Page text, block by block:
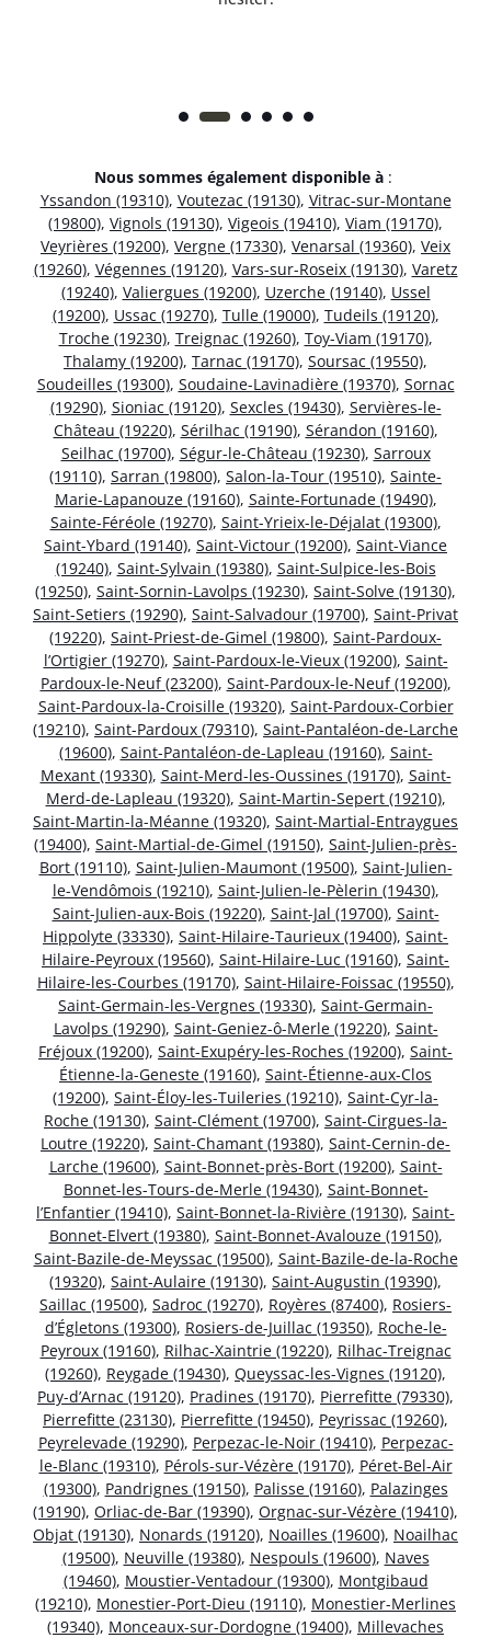
Nous sommes également disponible à :
Yssandon (19310), Voutezac (19130), Vitrac-sur-Montane
(19800), Vignols (19130), Vigeois (19410), Viam (19170),
Veyrières (19200), Vergne (17330), Venarsal (19360), Veix
(19260), Végennes (19120), Vars-sur-Roseix (19130), Varetz
(19240), Valiergues (19200), Uzerche (19140), Ussel
(19200), Ussac (19270), Tulle (19000), Tudeils (19120),
Troche (19230), Treignac (19260), Toy-Viam (19170),
Thalamy (19200), Tarnac (19170), Soursac (19550),
Soudeilles (19300), Soudaine-Lavinadière (19370), Sornac
(19290), Sioniac (19120), Sexcles (19430), Servières-le-
Château (19220), Sérilhac (19190), Sérandon (19160),
Seilhac (19700), Ségur-le-Château (19230), Sarroux
(19110), Sarran (19800), Salon-la-Tour (19510), Sainte-
Marie-Lapanouze (19160), Sainte-Fortunade (19490),
Sainte-Féréole (19270), Saint-Yrieix-le-Déjalat (19300),
Saint-Ybard (19140), Saint-Victour (19200), Saint-Viance
(19240), Saint-Sylvain (19380), Saint-Sulpice-les-Bois
(19250), Saint-Sornin-Lavolps (19230), Saint-Solve (19130),
Saint-Setiers (19290), Saint-Salvadour (19700), Saint-Privat
(19220), Saint-Priest-de-Gimel (19800), Saint-Pardoux-
l’Ortigier (19270), Saint-Pardoux-le-Vieux (19200), Saint-
Pardoux-le-Neuf (23200), Saint-Pardoux-le-Neuf (19200),
Saint-Pardoux-la-Croisille (19320), Saint-Pardoux-Corbier
(19210), Saint-Pardoux (79310), Saint-Pantaléon-de-Larche
(19600), Saint-Pantaléon-de-Lapleau (19160), Saint-
Mexant (19330), Saint-Merd-les-Oussines (19170), Saint-
Merd-de-Lapleau (19320), Saint-Martin-Sepert (19210),
Saint-Martin-la-Méanne (19320), Saint-Martial-Entraygues
(19400), Saint-Martial-de-Gimel (19150), Saint-Julien-près-
Bort (19110), Saint-Julien-Maumont (19500), Saint-Julien-
le-Vendômois (19210), Saint-Julien-le-Pèlerin (19430),
Saint-Julien-aux-Bois (19220), Saint-Jal (19700), Saint-
Hippolyte (33330), Saint-Hilaire-Taurieux (19400), Saint-
Hilaire-Peyroux (19560), Saint-Hilaire-Luc (19160), Saint-
Hilaire-les-Courbes (19170), Saint-Hilaire-Foissac (19550),
Saint-Germain-les-Vergnes (19330), Saint-Germain-
Lavolps (19290), Saint-Geniez-ô-Merle (19220), Saint-
Fréjoux (19200), Saint-Exupéry-les-Roches (19200), Saint-
Étienne-la-Geneste (19160), Saint-Étienne-aux-Clos
(19200), Saint-Éloy-les-Tuileries (19210), Saint-Cyr-la-
Roche (19130), Saint-Clément (19700), Saint-Cirgues-la-
Loutre (19220), Saint-Chamant (19380), Saint-Cernin-de-
Larche (19600), Saint-Bonnet-près-Bort (19200), Saint-
Bonnet-les-Tours-de-Merle (19430), Saint-Bonnet-
l’Enfantier (19410), Saint-Bonnet-la-Rivière (19130), Saint-
Bonnet-Elvert (19380), Saint-Bonnet-Avalouze (19150),
Saint-Bazile-de-Meyssac (19500), Saint-Bazile-de-la-Roche
(19320), Saint-Aulaire (19130), Saint-Augustin (19390),
Saillac (19500), Sadroc (19270), Royères (87400), Rosiers-
d’Égletons (19300), Rosiers-de-Juillac (19350), Roche-le-
Peyroux (19160), Rilhac-Xaintrie (19220), Rilhac-Treignac
(19260), Reygade (19430), Queyssac-les-Vignes (19120),
Puy-d’Arnac (19120), Pradines (19170), Pierrefitte (79330),
Pierrefitte (23130), Pierrefitte (19450), Peyrissac (19260),
Peyrelevade (19290), Perpezac-le-Noir (19410), Perpezac-
le-Blanc (19310), Pérols-sur-Vézère (19170), Péret-Bel-Air
(19300), Pandrignes (19150), Palisse (19160), Palazinges
(19190), Orliac-de-Bar (19390), Orgnac-sur-Vézère (19410),
Objat (19130), Nonards (19120), Noailles (19600), Noailhac
(19500), Neuville (19380), Nespouls (19600), Naves
(19460), Moustier-Ventadour (19300), Montgibaud
(19210), Monestier-Port-Dieu (19110), Monestier-Merlines
(19340), Monceaux-sur-Dordogne (19400), Millevaches